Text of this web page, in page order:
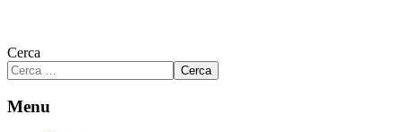
Cerca
Cerca
Menu